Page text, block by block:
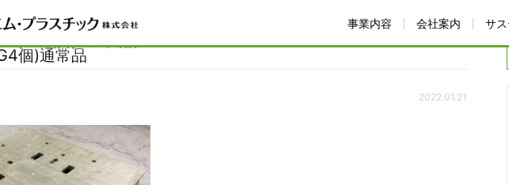
事業内容 会社案内 サ
個)通常品
個)通常品
個)通常品
2022.01.21